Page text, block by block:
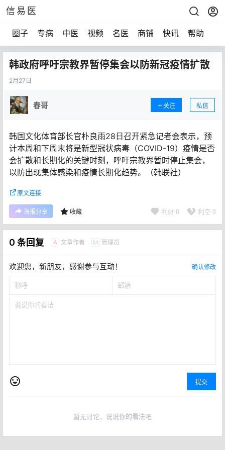
信易医
圈子 专病 中医 视频 名医 商铺 快讯 帮助
韩政府呼吁宗教界暂停集会以防新冠疫情扩散
2月 27日
春哥 关注 私信
韩国文化体育部长官朴良雨28日召开紧急记者会表示，预
计本周和下周末将是新型冠状病毒（COVID-19）疫情是否
会扩散和长期化的关键时刻，呼吁宗教界暂时停止集会，
以防出现集体感染和疫情长期化趋势。（韩联社）
原文连接
海报分享 收藏 利好 0 利空 0
0 条回复 A 文章作者 M 管理员
欢迎您，新朋友，感谢参与互动！ 确认修改
提交
暂无讨论，说说你的看法吧